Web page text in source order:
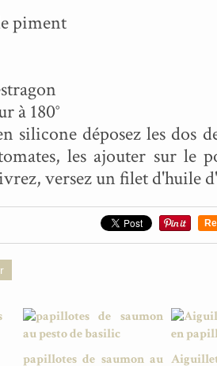
piment
à 180°
silicone déposez les dos
les ajouter sur le
versez un filet d'huile
papillotes de saumon au